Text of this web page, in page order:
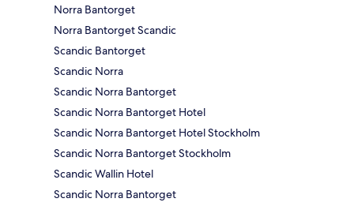
Norra Bantorget
Norra Bantorget Scandic
Scandic Bantorget
Scandic Norra
Scandic Norra Bantorget
Scandic Norra Bantorget Hotel
Scandic Norra Bantorget Hotel Stockholm
Scandic Norra Bantorget Stockholm
Scandic Wallin Hotel
Scandic Norra Bantorget